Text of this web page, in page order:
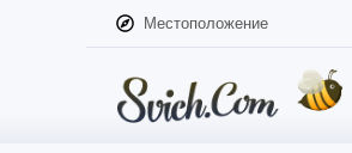
Местоположение